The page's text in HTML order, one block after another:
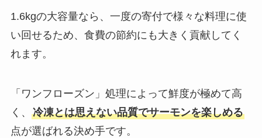
1.6kgの大容量なら、一度の寄付で様々な料理に使
い回せるため、食費の節約にも大きく貢献してく
れます。
「ワンフローズン」処理によって鮮度が極めて高
く、 冷凍とは思えない品質でサーモンを楽しめる
点が選ばれる決め手です。